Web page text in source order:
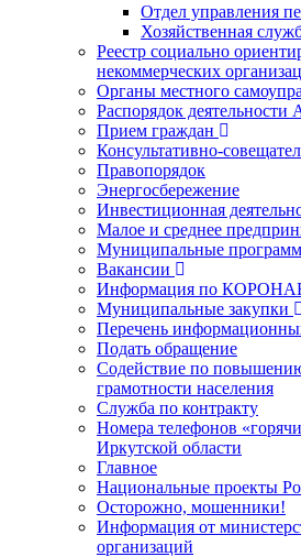
Отдел управления
Хозяйственная
Реестр социально
некоммерческих
Органы местного
Распорядок
Прием граждан
Консультативно-
Правопорядок
Энергосбережение
Инвестиционная
Малое и среднее
Муниципальные
Вакансии
Информация по
Муниципальные закупки
Перечень
Подать обращение
Содействие по
грамотности населения
Служба по контракту
Номера телефонов
Иркутской области
Главное
Национальные проекты
Осторожно, мошенники!
Информация от
организаций